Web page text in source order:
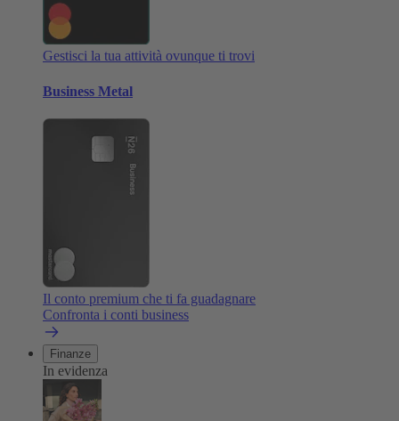
Gestisci la tua attività ovunque ti trovi
Business Metal
Il conto premium che ti fa guadagnare
Confronta i conti business
Finanze
In evidenza